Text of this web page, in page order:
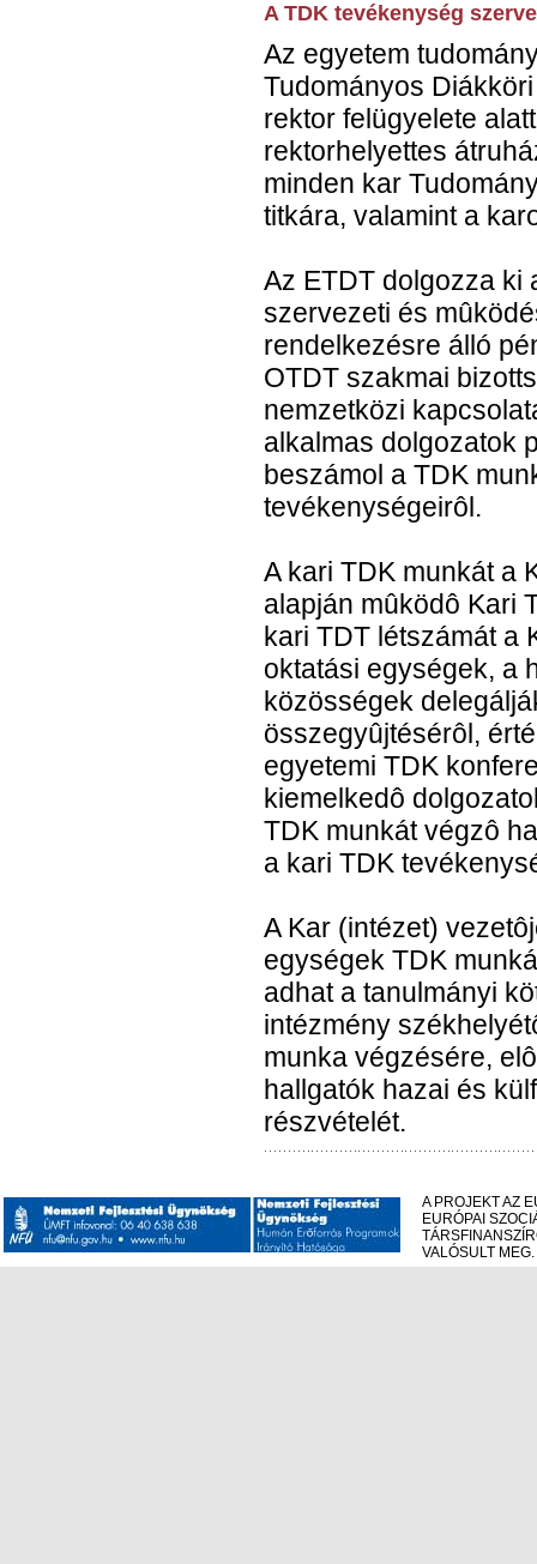
A TDK tevékenység
Az egyetem
Tudományos
rektor felügyelete
rektorhelyettes
minden kar
titkára, valamint a
Az ETDT dolgozza ki
szervezeti és
rendelkezésre álló
OTDT szakmai
nemzetközi
alkalmas dolgozatok
beszámol a TDK
tevékenységeirôl.
A kari TDK munkát a
alapján mûködô Kari
kari TDT létszámát a
oktatási egységek, a
közösségek
összegyûjtésérôl,
egyetemi TDK
kiemelkedô
TDK munkát végzô
a kari TDK
A Kar (intézet)
egységek TDK
adhat a tanulmányi
intézmény
munka végzésére,
hallgatók hazai és
részvételét.
A PROJEKT AZ
EURÓPAI
VALÓSULT MEG.